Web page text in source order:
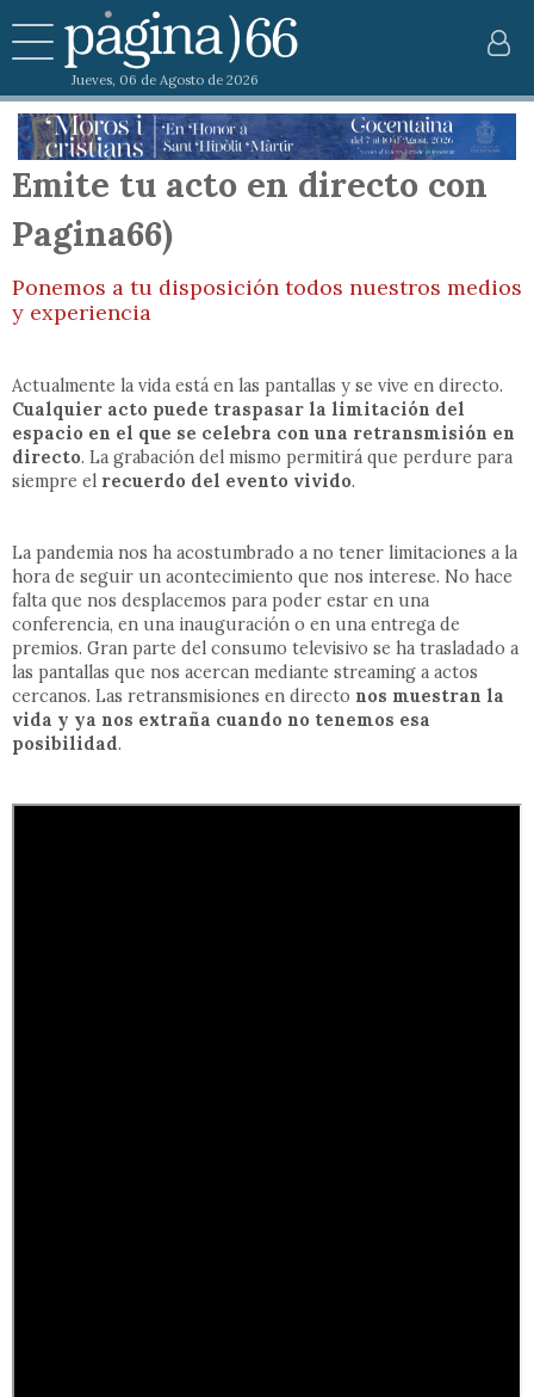
Jueves, 06 de Agosto de 2026
Emite tu acto en directo con
Pagina66)
Ponemos a tu disposición todos nuestros medios
y experiencia
Actualmente la vida está en las pantallas y se vive en directo.
Cualquier acto puede traspasar la limitación del
espacio en el que se celebra con una retransmisión en
directo. La grabación del mismo permitirá que perdure para
siempre el recuerdo del evento vivido.
La pandemia nos ha acostumbrado a no tener limitaciones a la
hora de seguir un acontecimiento que nos interese. No hace
falta que nos desplacemos para poder estar en una
conferencia, en una inauguración o en una entrega de
premios. Gran parte del consumo televisivo se ha trasladado a
las pantallas que nos acercan mediante streaming a actos
cercanos. Las retransmisiones en directo nos muestran la
vida y ya nos extraña cuando no tenemos esa
posibilidad.